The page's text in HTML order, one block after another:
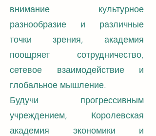
внимание культурное
разнообразие и различные
точки зрения, академия
поощряет сотрудничество,
сетевое взаимодействие и
глобальное мышление.
Будучи прогрессивным
учреждением, Королевская
академия экономики и